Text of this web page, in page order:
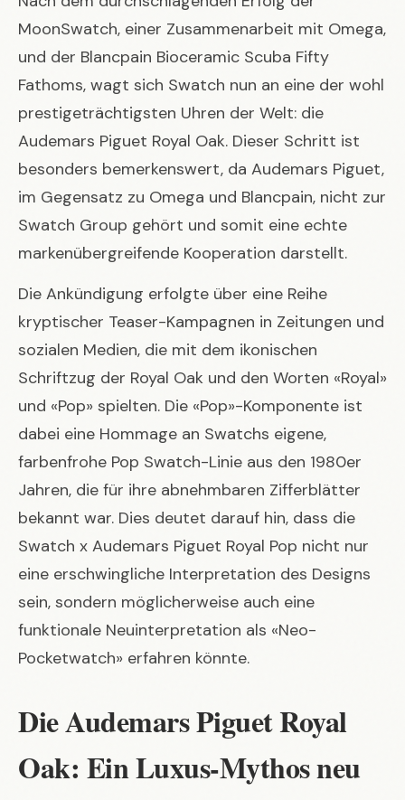
MoonSwatch, einer Zusammenarbeit mit Omega,
und der Blancpain Bioceramic Scuba Fifty
Fathoms, wagt sich Swatch nun an eine der wohl
prestigeträchtigsten Uhren der Welt: die
Audemars Piguet Royal Oak. Dieser Schritt ist
besonders bemerkenswert, da Audemars Piguet,
im Gegensatz zu Omega und Blancpain, nicht zur
Swatch Group gehört und somit eine echte
markenübergreifende Kooperation darstellt.
Die Ankündigung erfolgte über eine Reihe
kryptischer Teaser-Kampagnen in Zeitungen und
sozialen Medien, die mit dem ikonischen
Schriftzug der Royal Oak und den Worten «Royal»
und «Pop» spielten. Die «Pop»-Komponente ist
dabei eine Hommage an Swatchs eigene,
farbenfrohe Pop Swatch-Linie aus den 1980er
Jahren, die für ihre abnehmbaren Zifferblätter
bekannt war. Dies deutet darauf hin, dass die
Swatch x Audemars Piguet Royal Pop nicht nur
eine erschwingliche Interpretation des Designs
sein, sondern möglicherweise auch eine
funktionale Neuinterpretation als «Neo-
Pocketwatch» erfahren könnte.
Die Audemars Piguet Royal
Oak: Ein Luxus-Mythos neu